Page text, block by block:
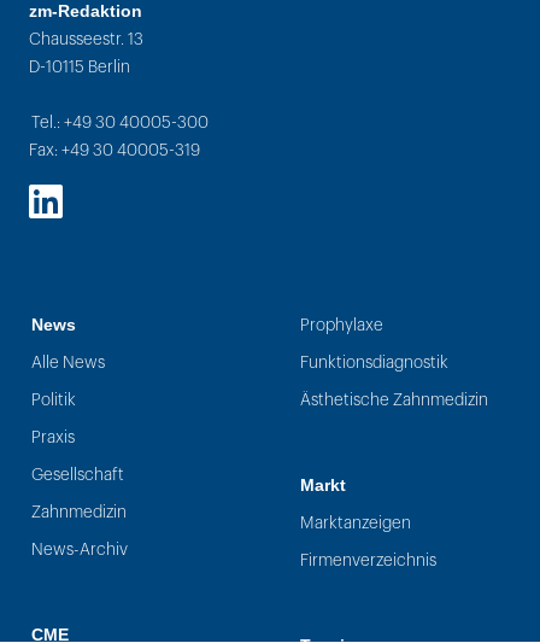
zm-Redaktion
Chausseestr. 13
D-10115 Berlin
Tel.: +49 30 40005-300
Fax: +49 30 40005-319
LinkedIn
News
Alle News
Politik
Praxis
Gesellschaft
Zahnmedizin
News-Archiv
CME
Prophylaxe
Funktionsdiagnostik
Ästhetische Zahnmedizin
Markt
Marktanzeigen
Firmenverzeichnis